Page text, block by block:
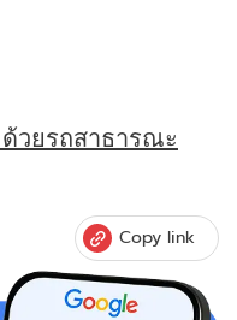
วยรถสาธารณะ
Copy link